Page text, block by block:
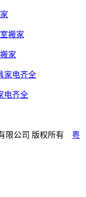
家
电齐全
限公司 版权所有 粤